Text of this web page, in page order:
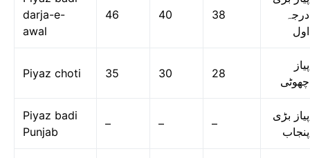
darja-e-
awal
46 40 38
درجہ
اول
Piyaz choti 35 30 28
پیاز
چھوٹی
Piyaz badi
Punjab
– – –
پیاز بڑی
پنجاب